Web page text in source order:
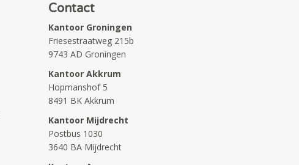
Contact
Kantoor Groningen
Friesestraatweg 215b
9743 AD Groningen
Kantoor Akkrum
Hopmanshof 5
8491 BK Akkrum
Kantoor Mijdrecht
Postbus 1030
3640 BA Mijdrecht